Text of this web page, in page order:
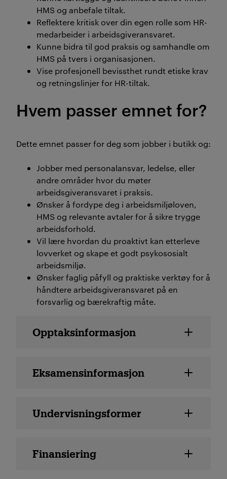
HMS og anbefale tiltak.
Reflektere kritisk over din egen rolle som HR-
medarbeider i arbeidsgiveransvaret.
Kunne bidra til god praksis og samhandle om
HMS på tvers i organisasjonen.
Vise profesjonell bevissthet rundt etiske krav
og retningslinjer for HR-tiltak.
Hvem passer emnet for?
Dette emnet passer for deg som jobber i butikk og:
Jobber med personalansvar, ledelse, eller
andre områder hvor du møter
arbeidsgiveransvaret i praksis.
Ønsker å fordype deg i arbeidsmiljøloven,
HMS og relevante avtaler for å sikre trygge
arbeidsforhold.
Vil lære hvordan du proaktivt kan etterleve
lovverket og skape et godt psykososialt
arbeidsmiljø.
Ønsker faglig påfyll og praktiske verktøy for å
håndtere arbeidsgiveransvaret på en
forsvarlig og bærekraftig måte.
Emne detaljer
Opptaksinformasjon
Eksamensinformasjon
Undervisningsformer
Finansiering